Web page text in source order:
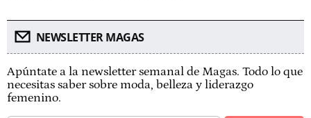
NEWSLETTER MAGAS
Apúntate a la newsletter semanal de Magas. Todo lo que
necesitas saber sobre moda, belleza y liderazgo
femenino.